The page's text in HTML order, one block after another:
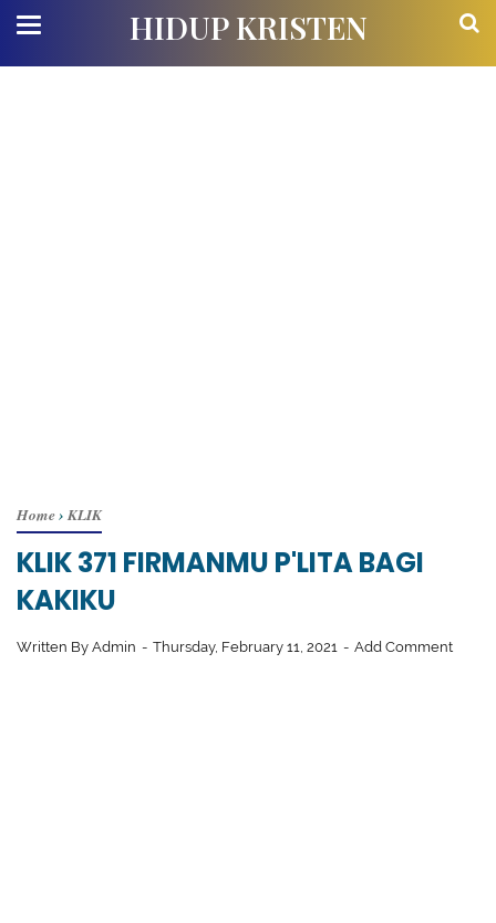
HIDUP KRISTEN
Home› KLIK
KLIK 371 FIRMANMU P'LITA BAGI
KAKIKU
Written By Admin Thursday, February 11, 2021 Add Comment